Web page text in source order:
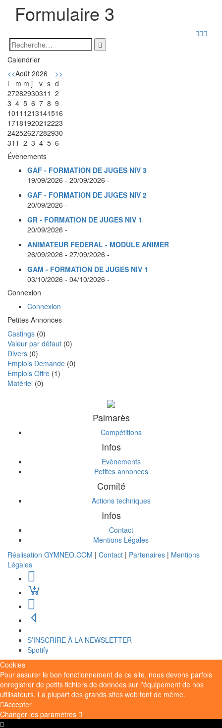
Formulaire 3
Search
for:
Search
Calendrier
<<Août 2026
>>
l
m m j v s d
2728293031 1 2
3 4 5 6 7 8 9
1011 1213141516
17181920212223
24252627282930
31 1 2 3 4 5 6
Évènements
GAF - FORMATION DE JUGES NIV 3
19/09/2026 - 20/09/2026 -
GAF - FORMATION DE JUGES NIV 2
20/09/2026 -
GR - FORMATION DE JUGES NIV 1
20/09/2026 -
ANIMATEUR FEDERAL - MODULE ANIMER
26/09/2026 - 27/09/2026 -
GAM - FORMATION DE JUGES NIV 1
03/10/2026 - 04/10/2026 -
Connexion
Connexion
Petites Annonces
Castings (0)
Valeur par défaut (0)
Divers (0)
Emplois Demande (0)
Emplois Offre (1)
Matériel (0)
Palmarès
Compétitions
Infos
Evènements
Petites annonces
Comité
Actions techniques
Infos
Contact
Mentions Légales
Réalisation GYMNEO.COM | Contact | Partenaires | Mentions
Légales
S’INSCRIRE À LA NEWSLETTER
Spotify
Cookies
Pour assurer le bon fonctionnement de ce site, nous devons parfois
enregistrer de petits fichiers de données sur l'équipement de nos
utilisateurs. La plupart des grands sites web font de même.
Accepter
Changer les paramètres